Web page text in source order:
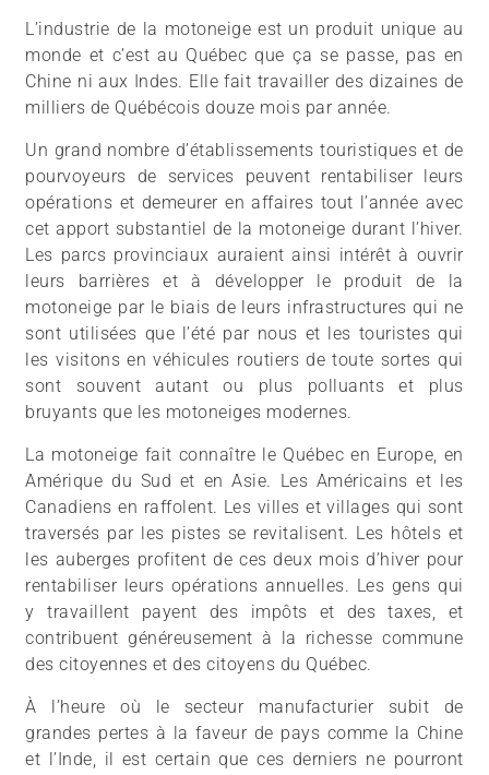
L’industrie de la motoneige est un produit unique au
monde et c’est au Québec que ça se passe, pas en
Chine ni aux Indes. Elle fait travailler des dizaines de
milliers de Québécois douze mois par année.
Un grand nombre d’établissements touristiques et de
pourvoyeurs de services peuvent rentabiliser leurs
opérations et demeurer en affaires tout l’année avec
cet apport substantiel de la motoneige durant l’hiver.
Les parcs provinciaux auraient ainsi intérêt à ouvrir
leurs barrières et à développer le produit de la
motoneige par le biais de leurs infrastructures qui ne
sont utilisées que l’été par nous et les touristes qui
les visitons en véhicules routiers de toute sortes qui
sont souvent autant ou plus polluants et plus
bruyants que les motoneiges modernes.
La motoneige fait connaître le Québec en Europe, en
Amérique du Sud et en Asie. Les Américains et les
Canadiens en raffolent. Les villes et villages qui sont
traversés par les pistes se revitalisent. Les hôtels et
les auberges profitent de ces deux mois d’hiver pour
rentabiliser leurs opérations annuelles. Les gens qui
y travaillent payent des impôts et des taxes, et
contribuent généreusement à la richesse commune
des citoyennes et des citoyens du Québec.
À l’heure où le secteur manufacturier subit de
grandes pertes à la faveur de pays comme la Chine
et l’Inde, il est certain que ces derniers ne pourront